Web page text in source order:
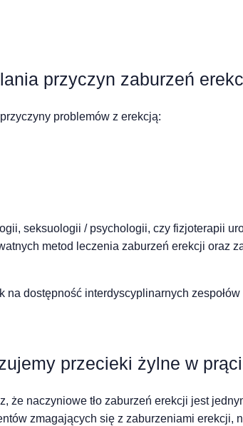
przyczyn zaburzeń
problemów z erekcją:
seksuologii / psychologii, czy fizjoterapii
metod leczenia zaburzeń erekcji oraz
dostępność interdyscyplinarnych
przecieki żylne w
że naczyniowe tło zaburzeń erekcji jest
zmagających się z zaburzeniami erekcji,